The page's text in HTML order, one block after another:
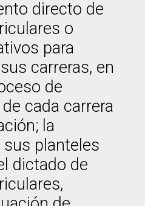
directo de
o
para
carreras, en
de
cada carrera
la
planteles
dictado de